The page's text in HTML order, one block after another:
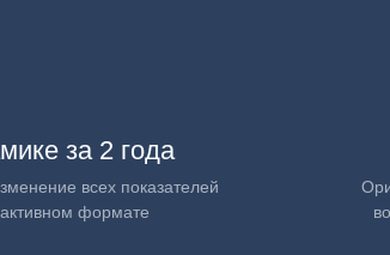
за 2 года
всех показателей
формате